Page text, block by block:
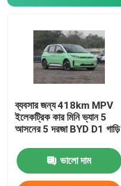
ব্যবসার জন্য 418km MPV
ইলেকট্রিক কার মিনি ভ্যান 5
আসনের 5 দরজা BYD D1 গাড়ি
ভালো দাম